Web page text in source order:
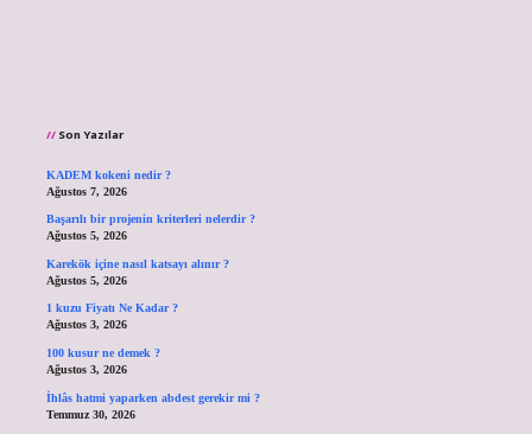
Son Yazılar
KADEM kokeni nedir ?
Ağustos 7, 2026
Başarılı bir projenin kriterleri nelerdir ?
Ağustos 5, 2026
Karekök içine nasıl katsayı alınır ?
Ağustos 5, 2026
1 kuzu Fiyatı Ne Kadar ?
Ağustos 3, 2026
100 kusur ne demek ?
Ağustos 3, 2026
İhlâs hatmi yaparken abdest gerekir mi ?
Temmuz 30, 2026